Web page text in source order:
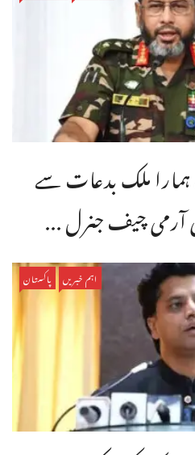
ہمارا ملک بدعات سے
آرمی چیف جنرل ...
اہم خبریں پاکستان